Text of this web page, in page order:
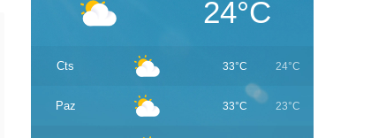
24°C
Cts 33°C 24°C
Paz 33°C 23°C